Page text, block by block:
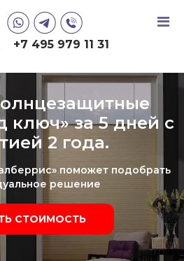
+7 495 979 11 31
ключ» за 5 дней с
2 года.
поможет подобрать
решение
СТОИМОСТЬ